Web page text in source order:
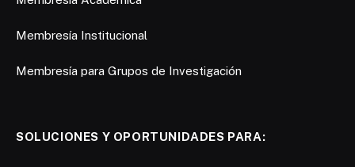
Membresía Institucional
Membresía para Grupos de Investigación
SOLUCIONES Y OPORTUNIDADES PARA: